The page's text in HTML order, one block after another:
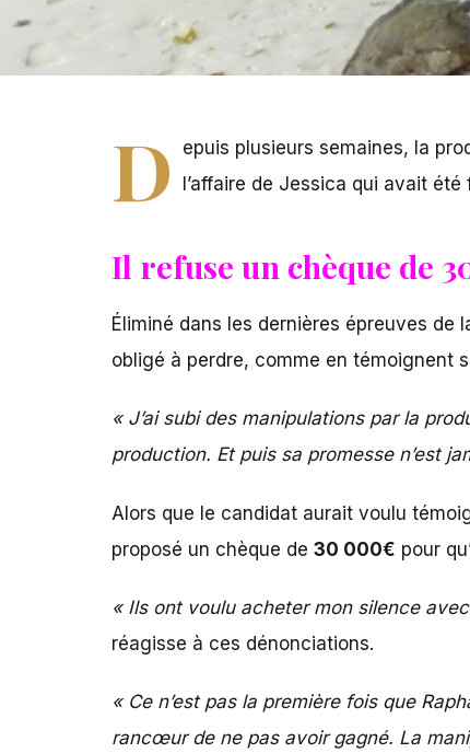
D epuis plusieurs semaines, la
l’affaire de Jessica qui avait été
Il refuse un chèque de
Éliminé dans les dernières épreuves de
obligé à perdre, comme en témoignent
« J’ai subi des manipulations par la
production. Et puis sa promesse n’est
Alors que le candidat aurait voulu
proposé un chèque de 30 000€ pour
« Ils ont voulu acheter mon silence
réagisse à ces dénonciations.
« Ce n’est pas la première fois que
rancœur de ne pas avoir gagné. La